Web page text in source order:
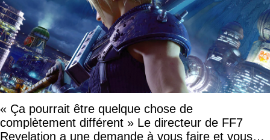
« Ça pourrait être quelque chose de
complètement différent » Le directeur de FF7
Revelation a une demande à vous faire et vous